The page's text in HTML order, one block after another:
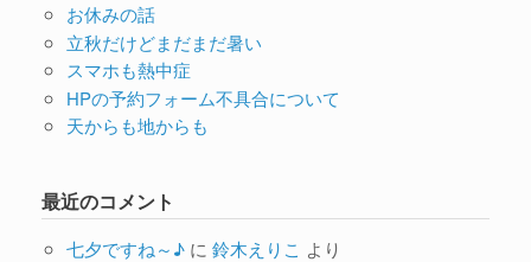
お休みの話
立秋だけどまだまだ暑い
スマホも熱中症
HPの予約フォーム不具合について
天からも地からも
最近のコメント
七夕ですね～♪に 鈴木えりこ より